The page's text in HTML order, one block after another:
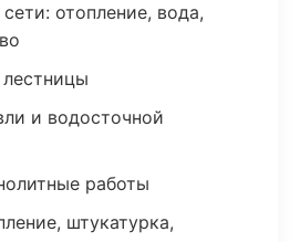
отопление, вода,
и водосточной
работы
штукатурка,